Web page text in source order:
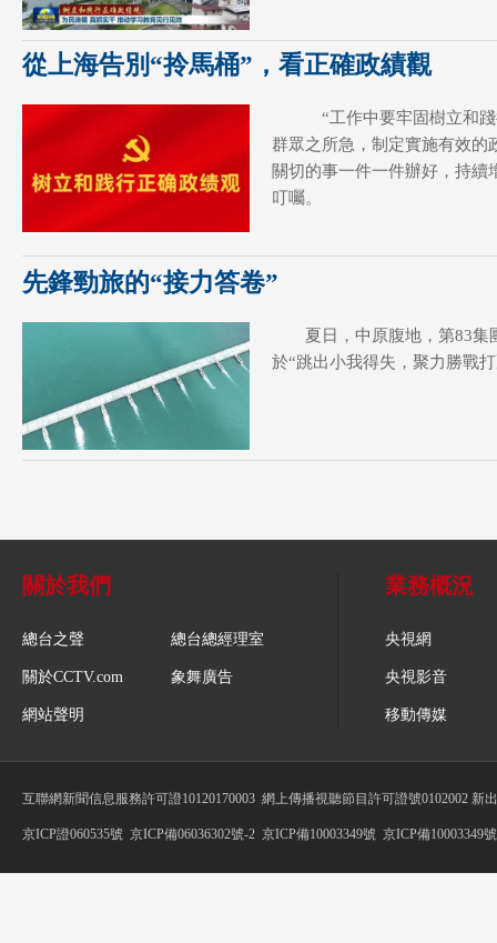
從上海告別“拎馬桶”，看正確政績觀
“工作中要牢固樹立和
群眾之所急，制定實施有效的
關切的事一件一件辦好，持續
叮囑。
先鋒勁旅的“接力答卷”
夏日，中原腹地，第83
於“跳出小我得失，聚力勝戰
關於我們
總台之聲 總台總經理室
關於CCTV.com 象舞廣告
網站聲明
業務概況
央視網
央視影音
移動傳媒
互聯網新聞信息服務許可證10120170003 網上傳播視聽節目許可證號0102002 新
京ICP證060535號 京ICP備06036302號-2 京ICP備10003349號 京ICP備10003349